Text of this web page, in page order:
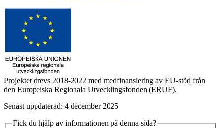
Projektet drevs 2018-2022 med medfinansiering av EU-stöd från
den Europeiska Regionala Utvecklingsfonden (ERUF).
Senast uppdaterad: 4 december 2025
Fick du hjälp av informationen på denna sida?